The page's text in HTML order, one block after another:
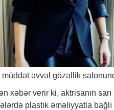
əvvəl gözəllik
xəbər verir ki, aktrisanın
plastik əməliyyatla